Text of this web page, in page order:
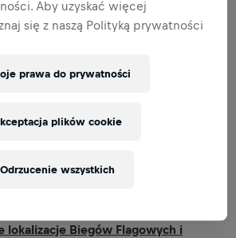
naiOSiAndroid).
wybranej formy startu, opłaty
140 zł za Bieg Flagowy w
Sprawdź, jak daleko zdołasz
lokalizacje Biegów Flagowych i
Aby uzyskać więcej
się z naszą Polityką prywatności
prawa do prywatności
Odrzucenie wszystkich
plików cookie